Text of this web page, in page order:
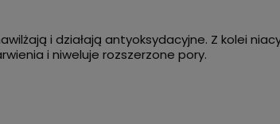
i działają antyoksydacyjne. Z kolei
i niweluje rozszerzone pory.